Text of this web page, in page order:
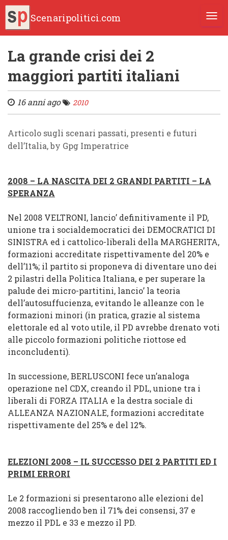
Scenaripolitici.com
La grande crisi dei 2
maggiori partiti italiani
16 anni ago 2010
Articolo sugli scenari passati, presenti e futuri
dell’Italia, by Gpg Imperatrice
2008 – LA NASCITA DEI 2 GRANDI PARTITI – LA
SPERANZA
Nel 2008 VELTRONI, lancio’ definitivamente il PD,
unione tra i socialdemocratici dei DEMOCRATICI DI
SINISTRA ed i cattolico-liberali della MARGHERITA,
formazioni accreditate rispettivamente del 20% e
dell’11%; il partito si proponeva di diventare uno dei
2 pilastri della Politica Italiana, e per superare la
palude dei micro-partitini, lancio’ la teoria
dell’autosuffucienza, evitando le alleanze con le
formazioni minori (in pratica, grazie al sistema
elettorale ed al voto utile, il PD avrebbe drenato voti
alle piccolo formazioni politiche riottose ed
inconcludenti).
In successione, BERLUSCONI fece un’analoga
operazione nel CDX, creando il PDL, unione tra i
liberali di FORZA ITALIA e la destra sociale di
ALLEANZA NAZIONALE, formazioni accreditate
rispettivamente del 25% e del 12%.
ELEZIONI 2008 – IL SUCCESSO DEI 2 PARTITI ED I
PRIMI ERRORI
Le 2 formazioni si presentarono alle elezioni del
2008 raccogliendo ben il 71% dei consensi, 37 e
mezzo il PDL e 33 e mezzo il PD.